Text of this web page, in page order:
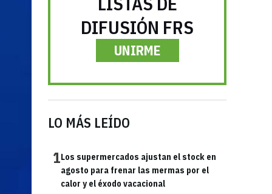
DIFUSIÓN FRS
UNIRME
LO MÁS LEÍDO
1Los supermercados ajustan el stock en
agosto para frenar las mermas por el
calor y el éxodo vacacional